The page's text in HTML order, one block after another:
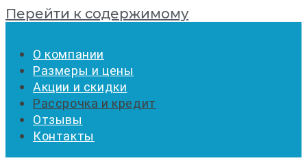
Перейти к содержимому
О компании
Размеры и цены
Акции и скидки
Рассрочка и кредит
Отзывы
Контакты